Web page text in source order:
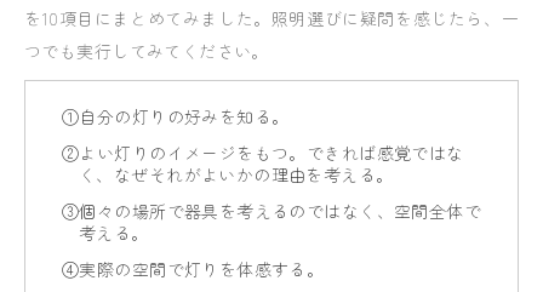
を10項目にまとめてみました。照明選びに疑問を感じたら、一
つでも実行してみてください。
①自分の灯りの好みを知る。
②よい灯りのイメージをもつ。できれば感覚ではな
く、なぜそれがよいかの理由を考える。
③個々の場所で器具を考えるのではなく、空間全体で
考える。
④実際の空間で灯りを体感する。